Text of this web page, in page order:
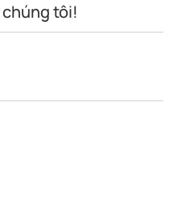
chúng tôi!